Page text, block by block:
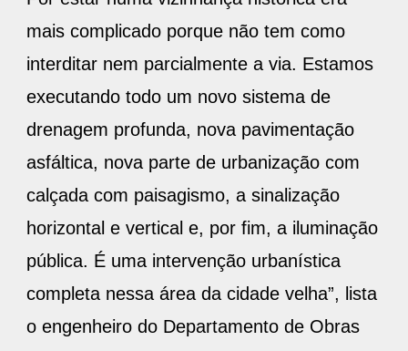
mais complicado porque não tem como
interditar nem parcialmente a via. Estamos
executando todo um novo sistema de
drenagem profunda, nova pavimentação
asfáltica, nova parte de urbanização com
calçada com paisagismo, a sinalização
horizontal e vertical e, por fim, a iluminação
pública. É uma intervenção urbanística
completa nessa área da cidade velha”, lista
o engenheiro do Departamento de Obras